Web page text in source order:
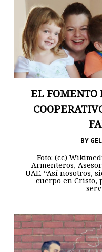
EL FOMENTO
BY
Foto: (cc)
Armenteros,
UAE. “Así nosotros,
cuerpo en Cristo,